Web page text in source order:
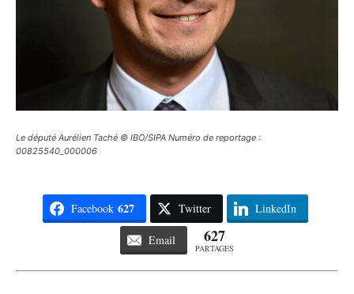
Le député Aurélien Taché © IBO/SIPA Numéro de reportage :
00825540_000006
Facebook 627 Twitter LinkedIn
Email 627
PARTAGES